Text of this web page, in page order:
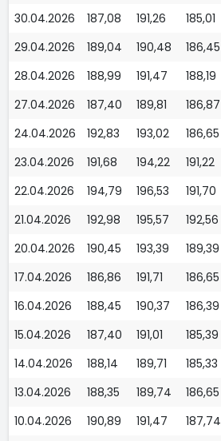
30.04.2026
187,08 191,26 185,01
29.04.2026
189,04 190,48 186,45
28.04.2026
188,99 191,47 188,19
27.04.2026
187,40 189,81 186,87
24.04.2026
192,83 193,02 186,65
23.04.2026
191,68 194,22 191,22
22.04.2026
194,79 196,53 191,70
21.04.2026
192,98 195,57 192,56
20.04.2026
190,45 193,39 189,39
17.04.2026
186,86 191,71 186,65
16.04.2026
188,45 190,37 186,39
15.04.2026
187,40 191,01 185,39
14.04.2026
188,14 189,71 185,33
13.04.2026
188,35 189,74 186,65
10.04.2026
190,89 191,47 187,74